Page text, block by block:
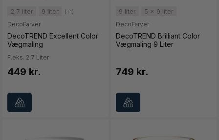
2,7 liter 9 liter (+1)
DecoFarver
DecoTREND Excellent Color
Vægmaling
F.eks. 2,7 Liter
449 kr.
9 liter 5 x 9 liter
DecoFarver
DecoTREND Brilliant Color
Vægmaling 9 Liter
749 kr.